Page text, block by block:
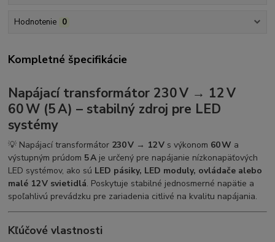
Hodnotenie 0
Kompletné špecifikácie
Napájací transformátor 230 V → 12 V
60 W (5 A) – stabilný zdroj pre LED
systémy
💡 Napájací transformátor 230 V → 12 V s výkonom 60 W a
výstupným prúdom 5 A je určený pre napájanie nízkonapäťových
LED systémov, ako sú LED pásiky, LED moduly, ovládače alebo
malé 12 V svietidlá. Poskytuje stabilné jednosmerné napätie a
spoľahlivú prevádzku pre zariadenia citlivé na kvalitu napájania.
Kľúčové vlastnosti